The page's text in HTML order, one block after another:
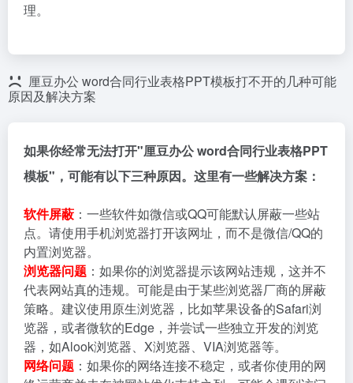
理。
厘豆办公 word合同行业表格PPT模板打不开的几种可能
原因及解决方案
如果你经常无法打开"厘豆办公 word合同行业表格PPT
模板"，可能有以下三种原因。这里有一些解决方案：
软件屏蔽 ：一些软件如微信或QQ可能默认屏蔽一些站
点。请使用手机浏览器打开该网址，而不是微信/QQ的
内置浏览器。
浏览器问题 ：如果你的浏览器提示该网站违规，这并不
代表网站真的违规。可能是由于某些浏览器厂商的屏蔽
策略。建议使用原生浏览器，比如苹果设备的Safari浏
览器，或者微软的Edge，并尝试一些独立开发的浏览
器，如Alook浏览器、X浏览器、VIA浏览器等。
网络问题 ：如果你的网络连接不稳定，或者你使用的网